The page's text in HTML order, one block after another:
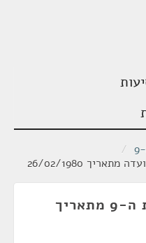
/
מתאריך 26/02/1980
ישיבת ועדה של הכנסת ה-9 מתאריך